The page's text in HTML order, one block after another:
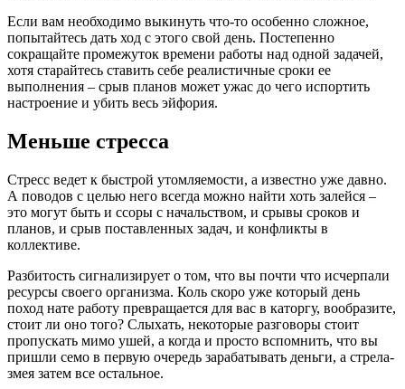
Если вам необходимо выкинуть что-то особенно сложное,
попытайтесь дать ход с этого свой день. Постепенно
сокращайте промежуток времени работы над одной задачей,
хотя старайтесь ставить себе реалистичные сроки ее
выполнения – срыв планов может ужас до чего испортить
настроение и убить весь эйфория.
Меньше стресса
Стресс ведет к быстрой утомляемости, а известно уже давно.
А поводов с целью него всегда можно найти хоть залейся –
это могут быть и ссоры с начальством, и срывы сроков и
планов, и срыв поставленных задач, и конфликты в
коллективе.
Разбитость сигнализирует о том, что вы почти что исчерпали
ресурсы своего организма. Коль скоро уже который день
поход нате работу превращается для вас в каторгу, вообразите,
стоит ли оно того? Слыхать, некоторые разговоры стоит
пропускать мимо ушей, а когда и просто вспомнить, что вы
пришли семо в первую очередь зарабатывать деньги, а стрела-
змея затем все остальное.